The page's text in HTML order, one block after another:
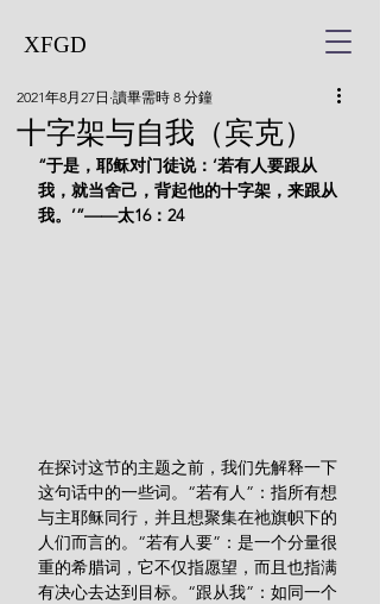
XFGD
十字架与自我（宾克）
2021年8月27日 讀畢需時 8 分鐘
“于是，耶稣对门徒说：‘若有人要跟从
我，就当舍己，背起他的十字架，来跟从
我。’”——太16：24
在探讨这节的主题之前，我们先解释一下
这句话中的一些词。“若有人”：指所有想
与主耶稣同行，并且想聚集在祂旗帜下的
人们而言的。“若有人要”：是一个分量很
重的希腊词，它不仅指愿望，而且也指满
有决心去达到目标。“跟从我”：如同一个